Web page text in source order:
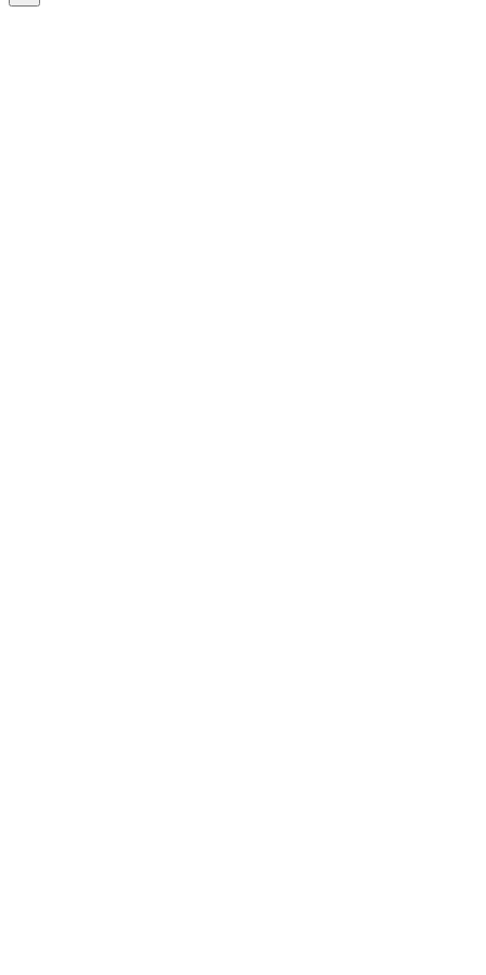
Schließen